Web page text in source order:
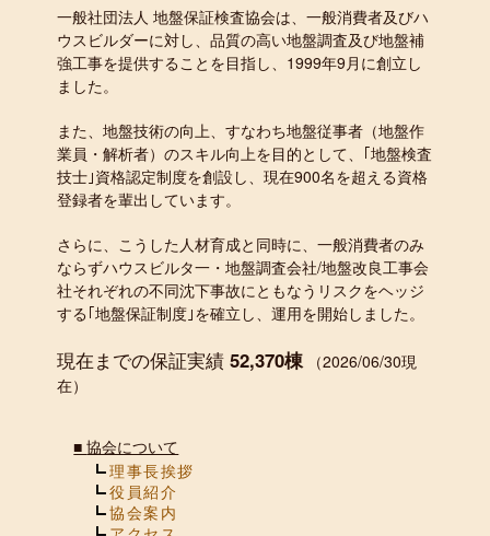
一般社団法人 地盤保証検査協会は、一般消費者及びハ
ウスビルダーに対し、品質の高い地盤調査及び地盤補
強工事を提供することを目指し、1999年9月に創立し
ました。
また、地盤技術の向上、すなわち地盤従事者（地盤作
業員・解析者）のスキル向上を目的として、｢地盤検査
技士｣資格認定制度を創設し、現在900名を超える資格
登録者を輩出しています。
さらに、こうした人材育成と同時に、一般消費者のみ
ならずハウスビルタ一・地盤調査会社/地盤改良工事会
社それぞれの不同沈下事故にともなうリスクをヘッジ
する｢地盤保証制度｣を確立し、運用を開始しました。
現在までの保証実績52,370棟
（2026/06/30現
在）
■協会について
理事長挨拶
役員紹介
協会案内